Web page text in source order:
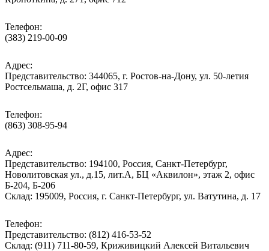
Телефон:
(383) 219-00-09
Адрес:
Представительство: 344065, г. Ростов-на-Дону, ул. 50-летия
Ростсельмаша, д. 2Г, офис 317
Телефон:
(863) 308-95-94
Адрес:
Представительство: 194100, Россия, Санкт-Петербург,
Новолитовская ул., д.15, лит.А, БЦ «Аквилон», этаж 2, офис
Б-204, Б-206
Склад: 195009, Россия, г. Санкт-Петербург, ул. Ватутина, д. 17
Телефон:
Представительство: (812) 416-53-52
Склад: (911) 711-80-59, Криживицкий Алексей Витальевич